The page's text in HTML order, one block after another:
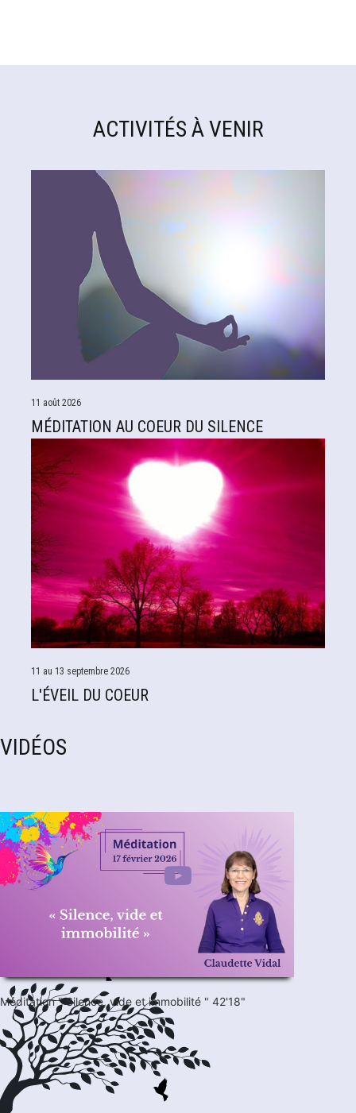
ACTIVITÉS À VENIR
11 août 2026
MÉDITATION AU COEUR DU SILENCE
11 au 13 septembre 2026
L'ÉVEIL DU COEUR
VIDÉOS
Méditation " Silence, vide et immobilité " 42'18"